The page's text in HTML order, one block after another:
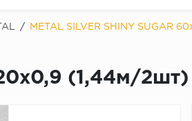
/ METAL SILVER SHINY SUGAR
(1,44м/2шт)